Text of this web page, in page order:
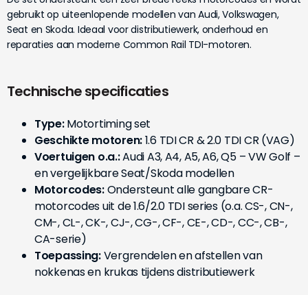
gebruikt op uiteenlopende modellen van Audi, Volkswagen,
Seat en Skoda. Ideaal voor distributiewerk, onderhoud en
reparaties aan moderne Common Rail TDI-motoren.
Technische specificaties
Type:Motortiming set
Geschikte motoren:1.6 TDI CR & 2.0 TDI CR (VAG)
Voertuigen o.a.:Audi A3, A4, A5, A6, Q5 – VW Golf –
en vergelijkbare Seat/Skoda modellen
Motorcodes:Ondersteunt alle gangbare CR-
motorcodes uit de 1.6/2.0 TDI series (o.a. CS-, CN-,
CM-, CL-, CK-, CJ-, CG-, CF-, CE-, CD-, CC-, CB-,
CA-serie)
Toepassing:Vergrendelen en afstellen van
nokkenas en krukas tijdens distributiewerk